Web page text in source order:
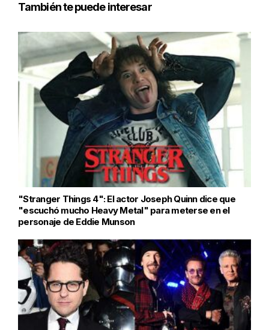
También te puede interesar
"Stranger Things 4": El actor Joseph Quinn dice que
"escuchó mucho Heavy Metal" para meterse en el
personaje de Eddie Munson